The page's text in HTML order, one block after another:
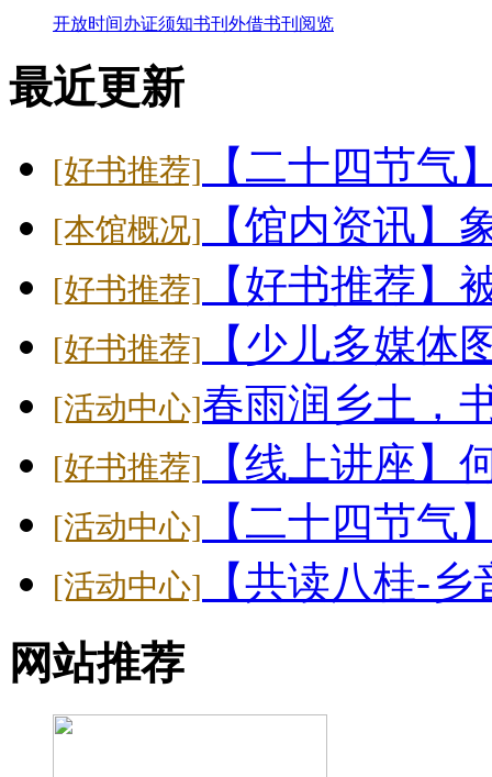
26-07-20
开放时间办证须知书刊外借书刊阅览
最近更新
[好书推荐] 【二十四节气
[本馆概况] 【馆内资讯】
[好书推荐] 【好书推荐】
[好书推荐] 【少儿多媒体
[活动中心]春雨润乡土
[好书推荐] 【线上讲座】
[活动中心] 【二十四节气
[活动中心] 【共读八桂-
网站推荐